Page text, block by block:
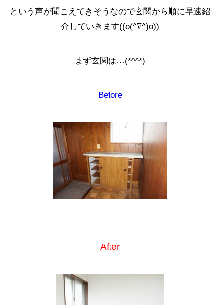
という声が聞こえてきそうなので玄関から順に早速紹
介していきます((o(^∇^)o))
まず玄関は…(*^^*)
Before
After